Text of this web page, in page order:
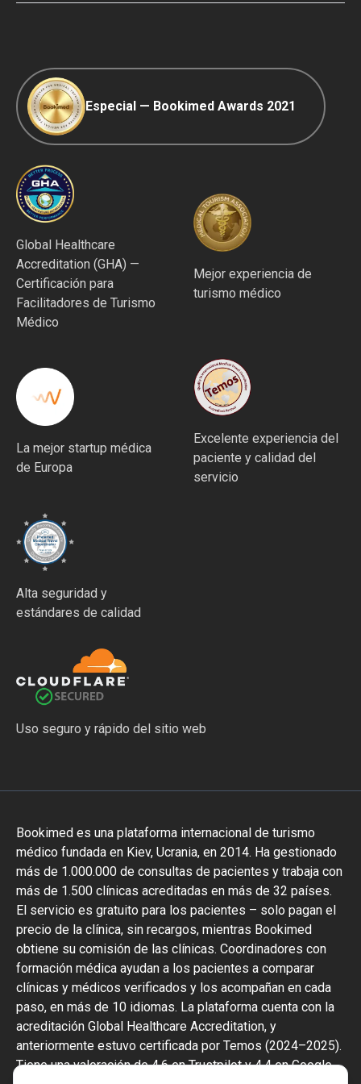
Especial — Bookimed Awards 2021
Global Healthcare
Accreditation (GHA) —
Certificación para
Facilitadores de Turismo
Médico
Mejor experiencia de
turismo médico
La mejor startup médica
de Europa
Excelente experiencia del
paciente y calidad del
servicio
Alta seguridad y
estándares de calidad
Uso seguro y rápido del sitio web
Bookimed es una plataforma internacional de turismo
médico fundada en Kiev, Ucrania, en 2014. Ha gestionado
más de 1.000.000 de consultas de pacientes y trabaja con
más de 1.500 clínicas acreditadas en más de 32 países.
El servicio es gratuito para los pacientes – solo pagan el
precio de la clínica, sin recargos, mientras Bookimed
obtiene su comisión de las clínicas. Coordinadores con
formación médica ayudan a los pacientes a comparar
clínicas y médicos verificados y los acompañan en cada
paso, en más de 10 idiomas. La plataforma cuenta con la
acreditación Global Healthcare Accreditation, y
anteriormente estuvo certificada por Temos (2024–2025).
Tiene una valoración de 4,6 en Trustpilot y 4,4 en Google